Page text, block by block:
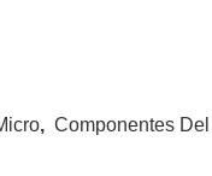
, Componentes